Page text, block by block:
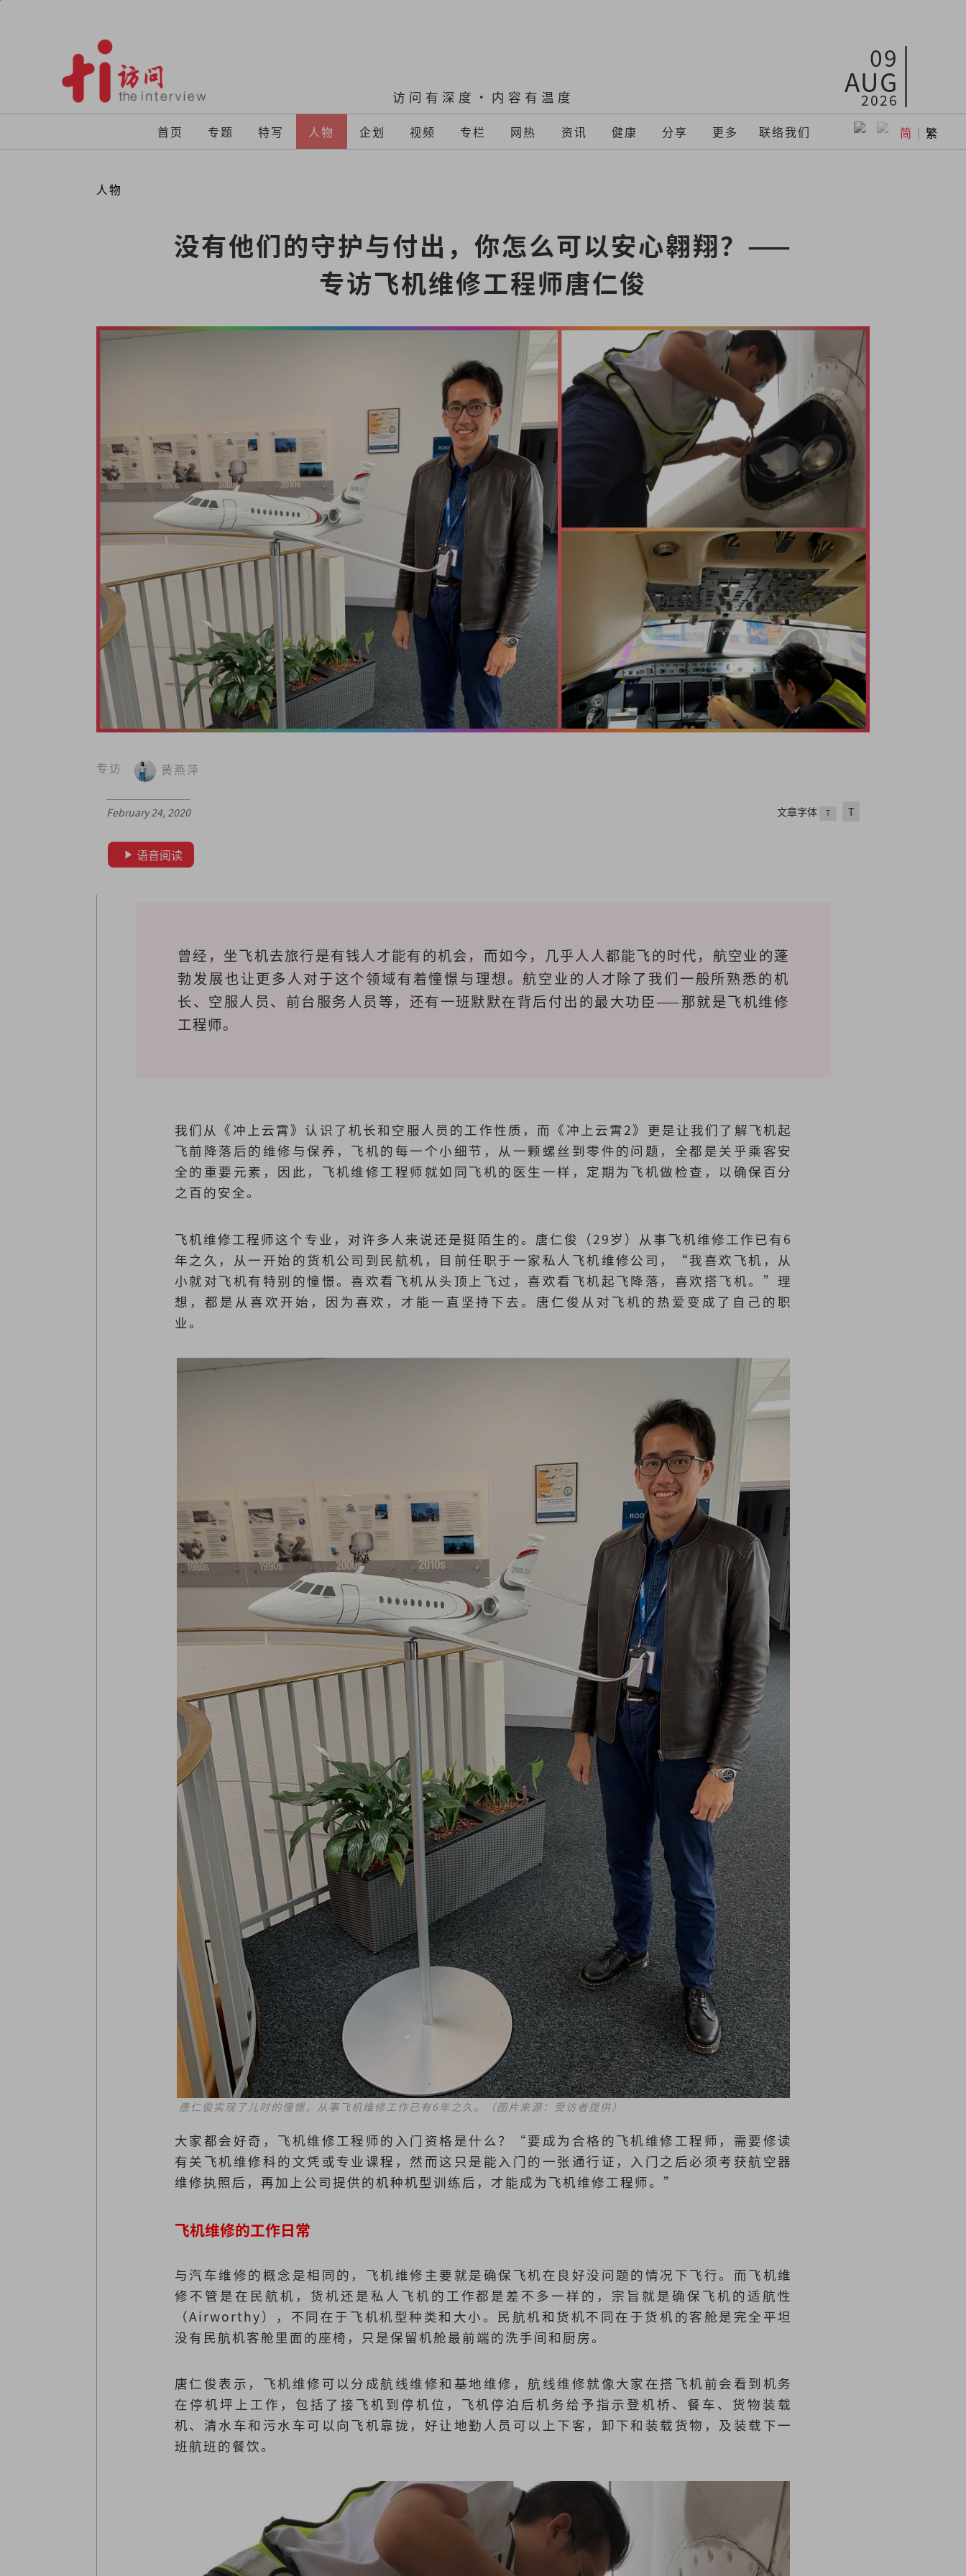
访问有深度·内容有温度
09
AUG
2026
首页 专题 特写 人物 企划 视频 专栏 网热 资讯 健康 分享 更多 联络我们 简 | 繁
人物
没有他们的守护与付出，你怎么可以安心翱翔？——
专访飞机维修工程师唐仁俊
专访 黄燕萍
February 24, 2020 文章字体 T T
语音阅读
曾经，坐飞机去旅行是有钱人才能有的机会，而如今，几乎人人都能飞的时代，航空业的蓬
勃发展也让更多人对于这个领域有着憧憬与理想。航空业的人才除了我们一般所熟悉的机
长、空服人员、前台服务人员等，还有一班默默在背后付出的最大功臣——那就是飞机维修
工程师。
我们从《冲上云霄》认识了机长和空服人员的工作性质，而《冲上云霄2》更是让我们了解飞机起
飞前降落后的维修与保养，飞机的每一个小细节，从一颗螺丝到零件的问题，全都是关乎乘客安
全的重要元素，因此，飞机维修工程师就如同飞机的医生一样，定期为飞机做检查，以确保百分
之百的安全。
飞机维修工程师这个专业，对许多人来说还是挺陌生的。唐仁俊（29岁）从事飞机维修工作已有6
年之久，从一开始的货机公司到民航机，目前任职于一家私人飞机维修公司，“我喜欢飞机，从
小就对飞机有特别的憧憬。喜欢看飞机从头顶上飞过，喜欢看飞机起飞降落，喜欢搭飞机。”理
想，都是从喜欢开始，因为喜欢，才能一直坚持下去。唐仁俊从对飞机的热爱变成了自己的职
业。
唐仁俊实现了儿时的憧憬，从事飞机维修工作已有6年之久。（图片来源：受访者提供）
大家都会好奇，飞机维修工程师的入门资格是什么？“要成为合格的飞机维修工程师，需要修读
有关飞机维修科的文凭或专业课程，然而这只是能入门的一张通行证，入门之后必须考获航空器
维修执照后，再加上公司提供的机种机型训练后，才能成为飞机维修工程师。”
飞机维修的工作日常
与汽车维修的概念是相同的，飞机维修主要就是确保飞机在良好没问题的情况下飞行。而飞机维
修不管是在民航机，货机还是私人飞机的工作都是差不多一样的，宗旨就是确保飞机的适航性
（Airworthy），不同在于飞机机型种类和大小。民航机和货机不同在于货机的客舱是完全平坦
没有民航机客舱里面的座椅，只是保留机舱最前端的洗手间和厨房。
唐仁俊表示，飞机维修可以分成航线维修和基地维修，航线维修就像大家在搭飞机前会看到机务
在停机坪上工作，包括了接飞机到停机位，飞机停泊后机务给予指示登机桥、餐车、货物装载
机、清水车和污水车可以向飞机靠拢，好让地勤人员可以上下客，卸下和装载货物，及装载下一
班航班的餐饮。